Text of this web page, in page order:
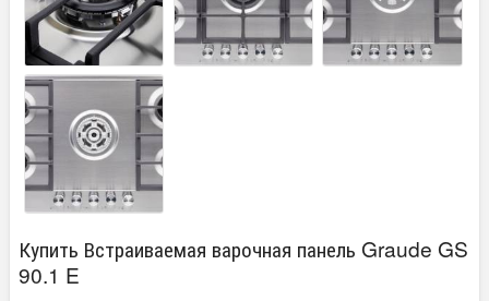
Купить Встраиваемая варочная панель Graude GS
90.1 E